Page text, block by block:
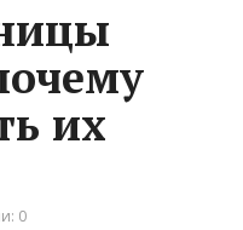
их
0